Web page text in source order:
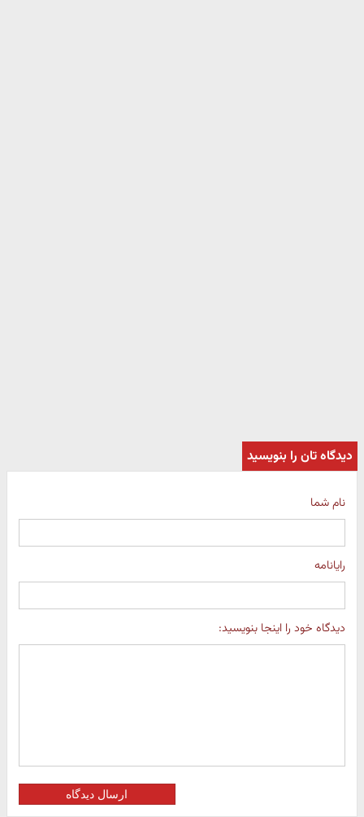
دیدگاه تان را بنویسید
نام شما
رایانامه
دیدگاه خود را اینجا بنویسید:
ارسال دیدگاه